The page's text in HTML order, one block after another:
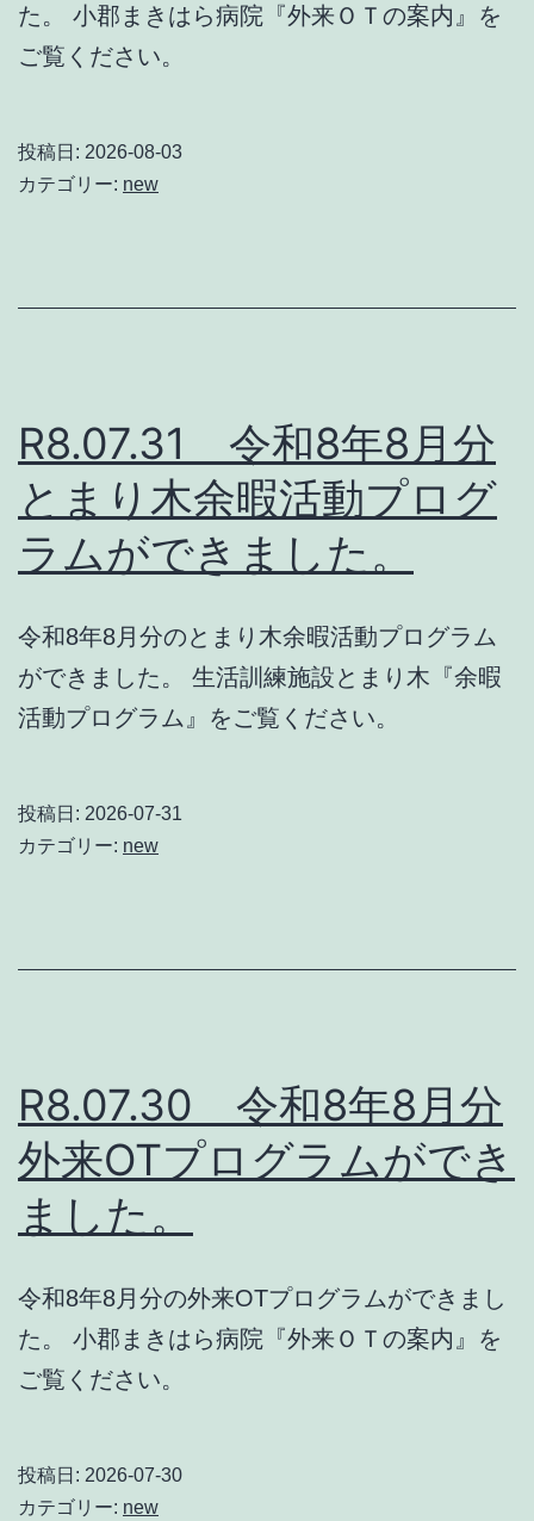
た。 小郡まきはら病院『外来ＯＴの案内』を
ご覧ください。
投稿日: 2026-08-03
カテゴリー: new
R8.07.31 令和8年8月分
とまり木余暇活動プログ
ラムができました。
令和8年8月分のとまり木余暇活動プログラム
ができました。 生活訓練施設とまり木『余暇
活動プログラム』をご覧ください。
投稿日: 2026-07-31
カテゴリー: new
R8.07.30 令和8年8月分
外来OTプログラムができ
ました。
令和8年8月分の外来OTプログラムができまし
た。 小郡まきはら病院『外来ＯＴの案内』を
ご覧ください。
投稿日: 2026-07-30
カテゴリー: new